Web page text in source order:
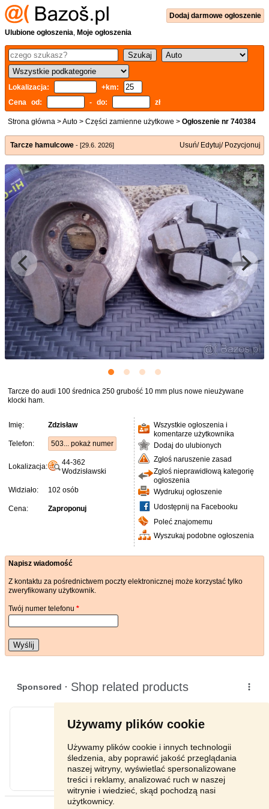
Używamy plików cookie
Używamy plików cookie i innych technologii
śledzenia, aby poprawić jakość przeglądania
naszej witryny, wyświetlać spersonalizowane
treści i reklamy, analizować ruch w naszej
witrynie i wiedzieć, skąd pochodzą nasi
użytkownicy.
Dodaj darmowe ogłoszenie
Ulubione ogłoszenia, Moje ogłoszenia
Lokalizacja:
+km:
Cena od:
- do: zł
Strona główna >Auto > Części zamienne użytkowe > Ogłoszenie nr 740384
Tarcze hamulcowe - [29.6. 2026] Usuń/ Edytuj/ Pozycjonuj
Tarcze do audi 100 średnica 250 grubość 10 mm plus nowe nieużywane
klocki ham.
Imię: Zdzisław
Telefon: 503... pokaż numer
Lokalizacja:
44-362
Wodzisławski
Widziało: 102 osób
Cena: Zaproponuj
Wszystkie ogłoszenia i
komentarze użytkownika
Dodaj do ulubionych
Zgłoś naruszenie zasad
Zgłoś nieprawidłową kategorię
ogłoszenia
Wydrukuj ogłoszenie
Udostępnij na Facebooku
Poleć znajomemu
Wyszukaj podobne ogłoszenia
Napisz wiadomość
Z kontaktu za pośrednictwem poczty elektronicznej może korzystać tylko
zweryfikowany użytkownik.
Twój numer telefonu *
Wyślij